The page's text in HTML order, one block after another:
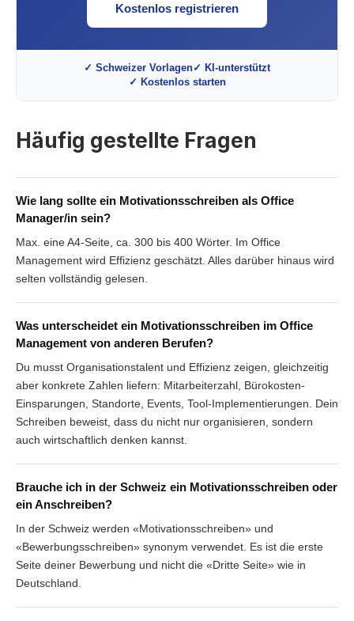
Kostenlos registrieren
✓ Schweizer Vorlagen✓ KI-unterstützt
✓ Kostenlos starten
Häufig gestellte Fragen
Wie lang sollte ein Motivationsschreiben als Office
Manager/in sein?
Max. eine A4-Seite, ca. 300 bis 400 Wörter. Im Office
Management wird Effizienz geschätzt. Alles darüber hinaus wird
selten vollständig gelesen.
Was unterscheidet ein Motivationsschreiben im Office
Management von anderen Berufen?
Du musst Organisationstalent und Effizienz zeigen, gleichzeitig
aber konkrete Zahlen liefern: Mitarbeiterzahl, Bürokosten-
Einsparungen, Standorte, Events, Tool-Implementierungen. Dein
Schreiben beweist, dass du nicht nur organisieren, sondern
auch wirtschaftlich denken kannst.
Brauche ich in der Schweiz ein Motivationsschreiben oder
ein Anschreiben?
In der Schweiz werden «Motivationsschreiben» und
«Bewerbungsschreiben» synonym verwendet. Es ist die erste
Seite deiner Bewerbung und nicht die «Dritte Seite» wie in
Deutschland.